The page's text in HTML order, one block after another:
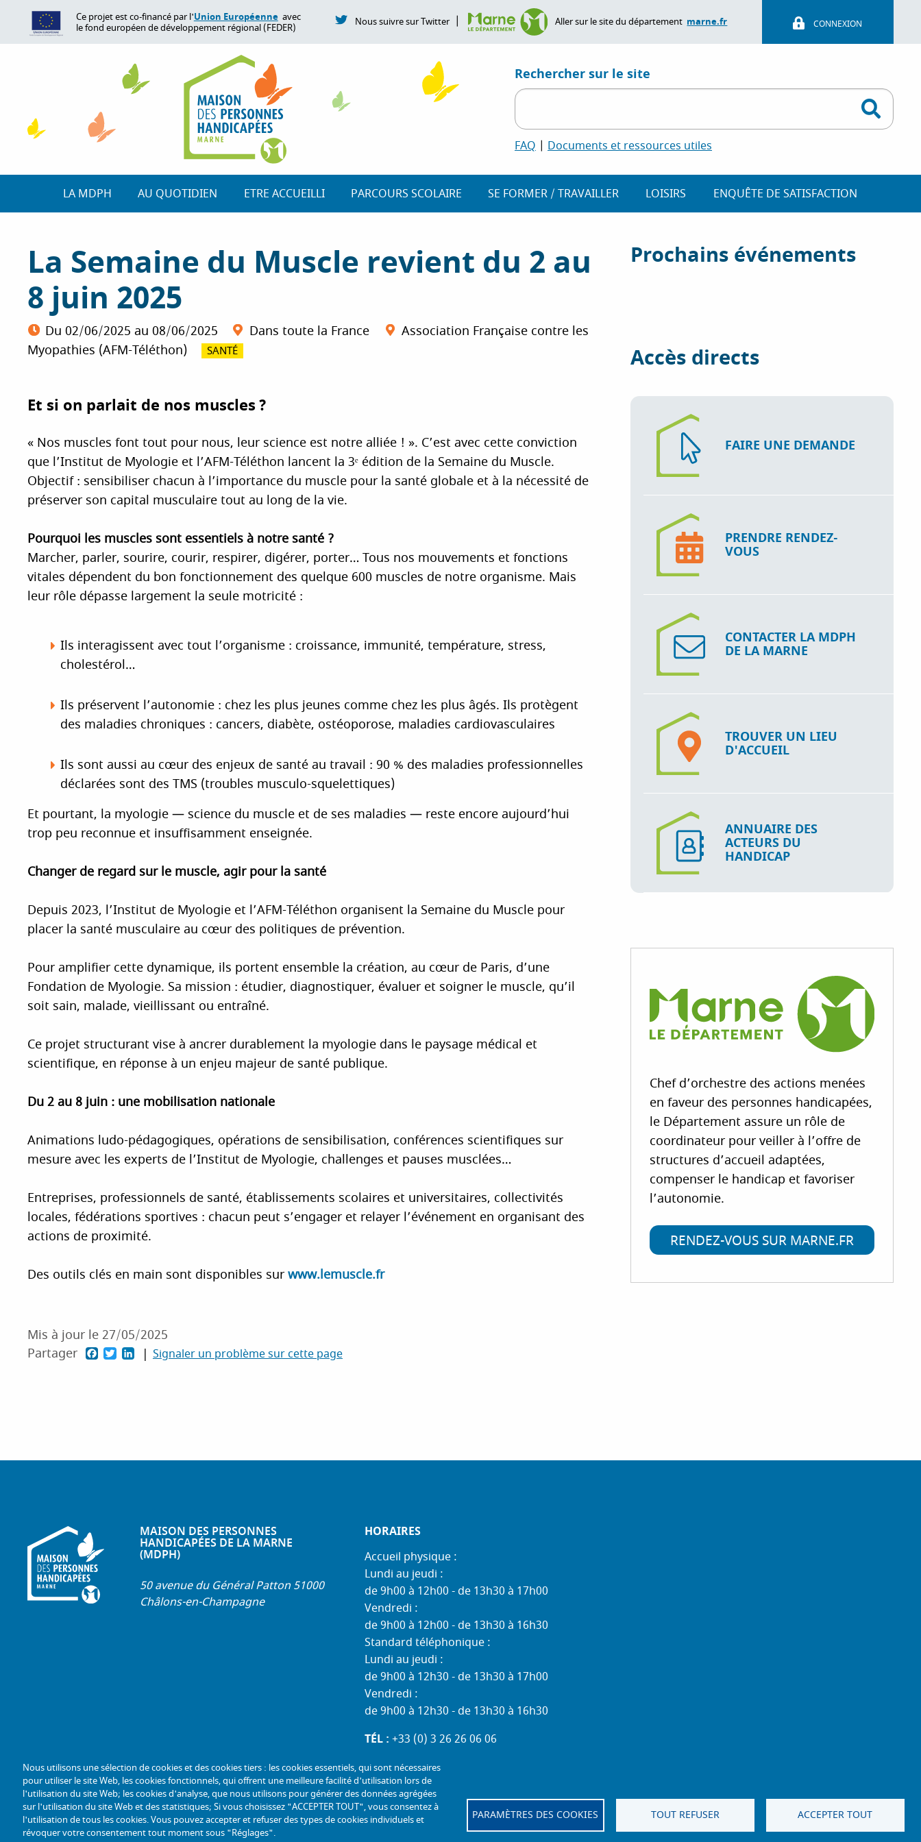
l
t
Ce projet est co-financé par l'Union Européenne avec
le fond européen de développement régional (FEDER)
Nous suivre sur Twitter | Aller sur le site du département marne.fr CONNEXION
Rechercher sur le site
FAQ Documents et ressources utiles
LA MDPH AU QUOTIDIEN ETRE ACCUEILLI PARCOURS SCOLAIRE SE FORMER / TRAVAILLER LOISIRS ENQUÊTE DE SATISFACTION
La Semaine du Muscle revient du 2 au
8 juin 2025
Du 02/06/2025 au 08/06/2025 Dans toute la France
Association Française contre les
Myopathies (AFM-Téléthon)
SANTÉ
Et si on parlait de nos muscles ?
« Nos muscles font tout pour nous, leur science est notre alliée ! ». C’est avec cette conviction
que l’Institut de Myologie et l’AFM-Téléthon lancent la 3ᵉ édition de la Semaine du Muscle.
Objectif : sensibiliser chacun à l’importance du muscle pour la santé globale et à la nécessité de
préserver son capital musculaire tout au long de la vie.
Pourquoi les muscles sont essentiels à notre santé ?
Marcher, parler, sourire, courir, respirer, digérer, porter… Tous nos mouvements et fonctions
vitales dépendent du bon fonctionnement des quelque 600 muscles de notre organisme. Mais
leur rôle dépasse largement la seule motricité :
Ils interagissent avec tout l’organisme : croissance, immunité, température, stress,
cholestérol…
Ils préservent l’autonomie : chez les plus jeunes comme chez les plus âgés. Ils protègent
des maladies chroniques : cancers, diabète, ostéoporose, maladies cardiovasculaires
Ils sont aussi au cœur des enjeux de santé au travail : 90 % des maladies professionnelles
déclarées sont des TMS (troubles musculo-squelettiques)
Et pourtant, la myologie — science du muscle et de ses maladies — reste encore aujourd’hui
trop peu reconnue et insuffisamment enseignée.
Changer de regard sur le muscle, agir pour la santé
Depuis 2023, l’Institut de Myologie et l’AFM-Téléthon organisent la Semaine du Muscle pour
placer la santé musculaire au cœur des politiques de prévention.
Pour amplifier cette dynamique, ils portent ensemble la création, au cœur de Paris, d’une
Fondation de Myologie. Sa mission : étudier, diagnostiquer, évaluer et soigner le muscle, qu’il
soit sain, malade, vieillissant ou entraîné.
Ce projet structurant vise à ancrer durablement la myologie dans le paysage médical et
scientifique, en réponse à un enjeu majeur de santé publique.
Du 2 au 8 juin : une mobilisation nationale
Animations ludo-pédagogiques, opérations de sensibilisation, conférences scientifiques sur
mesure avec les experts de l’Institut de Myologie, challenges et pauses musclées…
Entreprises, professionnels de santé, établissements scolaires et universitaires, collectivités
locales, fédérations sportives : chacun peut s’engager et relayer l’événement en organisant des
actions de proximité.
Des outils clés en main sont disponibles sur www.lemuscle.fr
Mis à jour le 27/05/2025
Partager
F
o
T
e
L
d
Signaler un problème sur cette page
Prochains événements
Accès directs
FAIRE UNE DEMANDE
PRENDRE RENDEZ-
VOUS
CONTACTER LA MDPH
DE LA MARNE
TROUVER UN LIEU
D'ACCUEIL
ANNUAIRE DES
ACTEURS DU
HANDICAP
Chef d’orchestre des actions menées
en faveur des personnes handicapées,
le Département assure un rôle de
coordinateur pour veiller à l’offre de
structures d’accueil adaptées,
compenser le handicap et favoriser
l’autonomie.
RENDEZ-VOUS SUR MARNE.FR
MAISON DES PERSONNES
HANDICAPÉES DE LA MARNE
(MDPH)
50 avenue du Général Patton 51000
Châlons-en-Champagne
HORAIRES
Accueil physique :
Lundi au jeudi :
de 9h00 à 12h00 - de 13h30 à 17h00
Vendredi :
de 9h00 à 12h00 - de 13h30 à 16h30
Standard téléphonique :
Lundi au jeudi :
de 9h00 à 12h30 - de 13h30 à 17h00
Vendredi :
de 9h00 à 12h30 - de 13h30 à 16h30
TÉL : +33 (0) 3 26 26 06 06
Nous utilisons une sélection de cookies et des cookies tiers : les cookies essentiels, qui sont nécessaires
pour utiliser le site Web, les cookies fonctionnels, qui offrent une meilleure facilité d'utilisation lors de
l'utilisation du site Web; les cookies d'analyse, que nous utilisons pour générer des données agrégées
sur l'utilisation du site Web et des statistiques; Si vous choisissez "ACCEPTER TOUT", vous consentez à
l'utilisation de tous les cookies. Vous pouvez accepter et refuser des types de cookies individuels et
révoquer votre consentement tout moment sous "Réglages".
PARAMÈTRES DES COOKIES TOUT REFUSER ACCEPTER TOUT